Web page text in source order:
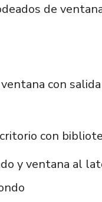
de
con
con
y ventana al